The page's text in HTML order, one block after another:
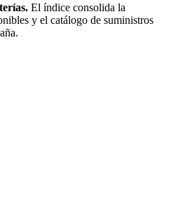
El índice consolida la
y el catálogo de suministros